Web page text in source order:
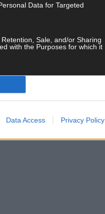
Data for Targeted
Sale, and/or Sharing
with the Purposes for which it
Data Access Privacy Policy